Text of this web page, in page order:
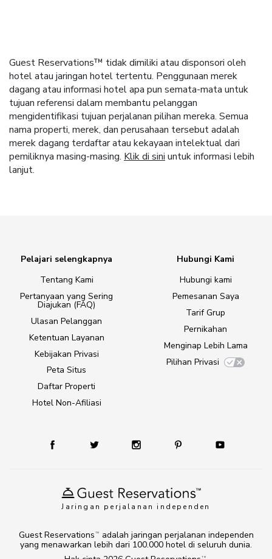
Guest Reservations™ tidak dimiliki atau disponsori oleh
hotel atau jaringan hotel tertentu. Penggunaan merek
dagang atau informasi hotel apa pun semata-mata untuk
tujuan referensi dalam membantu pelanggan
mengidentifikasi tujuan perjalanan pilihan mereka. Semua
nama properti, merek, dan perusahaan tersebut adalah
merek dagang terdaftar atau kekayaan intelektual dari
pemiliknya masing-masing. Klik di sini untuk informasi lebih
lanjut.
Jaringan perjalanan independen
Pelajari selengkapnya
Tentang Kami
Pertanyaan yang Sering
Diajukan (FAQ)
Ulasan Pelanggan
Ketentuan Layanan
Kebijakan Privasi
Peta Situs
Daftar Properti
Hotel Non-Afiliasi
Hubungi Kami
Hubungi kami
Pemesanan Saya
Tarif Grup
Pernikahan
Menginap Lebih Lama
Pilihan Privasi
TM
Guest Reservations TM
adalah jaringan perjalanan independen
yang menawarkan lebih dari 100.000 hotel di seluruh dunia.